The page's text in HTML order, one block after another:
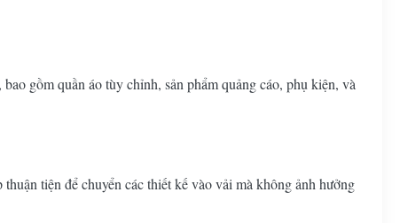
gồm quần áo tùy chỉnh, sản phẩm quảng cáo, phụ kiện, và
tiện để chuyển các thiết kế vào vải mà không ảnh hưởng